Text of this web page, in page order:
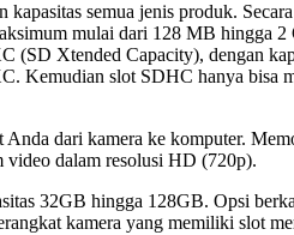
semua jenis produk.
mulai dari 128 MB hingga
Xtended Capacity), dengan
Kemudian slot SDHC hanya bisa
dari kamera ke komputer.
dalam resolusi HD (720p).
32GB hingga 128GB. Opsi
kamera yang memiliki slot